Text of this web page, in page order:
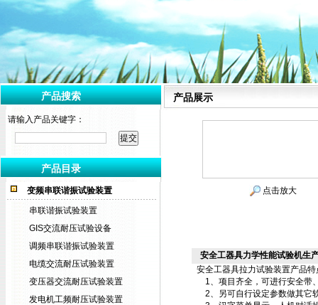
产品搜索
请输入产品关键字：
产品目录
变频串联谐振试验装置
串联谐振试验装置
GIS交流耐压试验设备
调频串联谐振试验装置
电缆交流耐压试验装置
变压器交流耐压试验装置
发电机工频耐压试验装置
产品展示
点击放大
安全工器具力学性能试验机生
安全工器具拉力试验装置产品特
1、项目齐全，可进行安全带
2、另可自行设定参数做其它